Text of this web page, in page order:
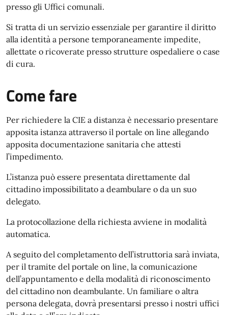
presso gli Uffici comunali.
Si tratta di un servizio essenziale per garantire il diritto
alla identità a persone temporaneamente impedite,
allettate o ricoverate presso strutture ospedaliere o case
di cura.
Come fare
Per richiedere la CIE a distanza è necessario presentare
apposita istanza attraverso il portale on line allegando
apposita documentazione sanitaria che attesti
l’impedimento.
L’istanza può essere presentata direttamente dal
cittadino impossibilitato a deambulare o da un suo
delegato.
La protocollazione della richiesta avviene in modalità
automatica.
A seguito del completamento dell’istruttoria sarà inviata,
per il tramite del portale on line, la comunicazione
dell’appuntamento e della modalità di riconoscimento
del cittadino non deambulante. Un familiare o altra
persona delegata, dovrà presentarsi presso i nostri uffici